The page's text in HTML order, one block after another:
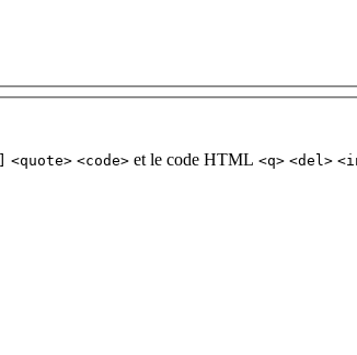
<quote> <code> et le code HTML <q> <del>